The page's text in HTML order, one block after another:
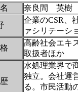
奈良間 英樹
企業のCSR、
ァシリテーシ
高齢社会エキ
取扱者ほか
水処理業界で
独立。会社運
る。市民活動